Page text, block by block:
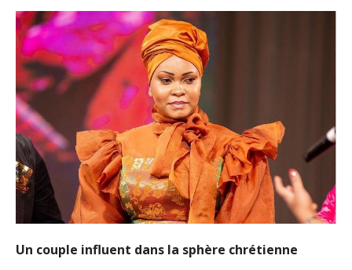
Un couple influent dans la sphère chrétienne